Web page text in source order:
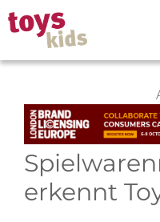
Zum
Inhalt
springen
erkennt